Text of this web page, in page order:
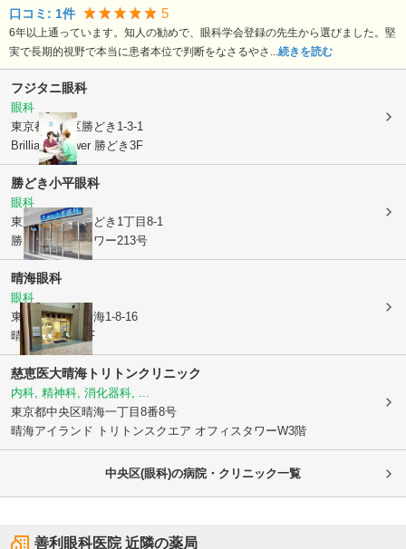
口コミ: 1件 5
6年以上通っています。知人の勧めで、眼科学会登録の先生から選びました。堅
実で長期的視野で本当に患者本位で判断をなさるやさ...続きを読む
フジタニ眼科
眼科
東京都中央区勝どき1-3-1
Brillia ist Tower 勝どき3F
勝どき小平眼科
眼科
東京都中央区勝どき1丁目8-1
勝どきビュータワー213号
晴海眼科
眼科
東京都中央区
晴海1-8-16
晴海トリトン2F
慈恵医大晴海トリトンクリニック
内科, 精神科, 消化器科, ...
東京都中央区晴海一丁目8番8号
晴海アイランド トリトンスクエア オフィスタワーW3階
中央区(眼科)の病院・クリニック一覧
善利眼科医院近隣の薬局